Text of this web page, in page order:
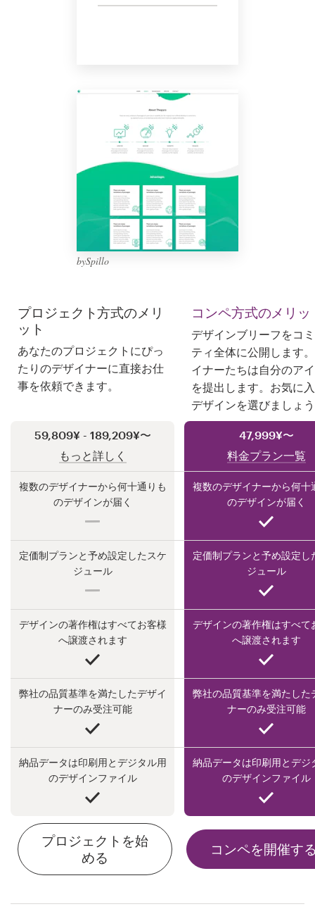
bySpillo
プロジェクト方式のメリ
ット
あなたのプロジェクトにぴっ
たりのデザイナーに直接お仕
事を依頼できます。
コンペ方式のメリッ
デザインブリーフをコ
ティ全体に公開します
イナーたちは自分のア
を提出します。お気に
デザインを選びましょ
59,809¥ - 189,209¥〜
もっと詳しく
47,999¥〜
料金プラン一覧
複数のデザイナーから何十通りも
のデザインが届く
複数のデザイナーから何十
のデザインが届く
定価制プランと予め設定したスケ
ジュール
定価制プランと予め設定し
ジュール
デザインの著作権はすべてお客様
へ譲渡されます
デザインの著作権はすべて
へ譲渡されます
弊社の品質基準を満たしたデザイ
ナーのみ受注可能
弊社の品質基準を満たした
ナーのみ受注可能
納品データは印刷用とデジタル用
のデザインファイル
納品データは印刷用とデジ
のデザインファイル
プロジェクトを始
める
コンペを開催す
99designs Studio
ロゴデザイン
Webデザイン
ブランドガイドライン
サ
ポ
ー
ス
デザイナーになる